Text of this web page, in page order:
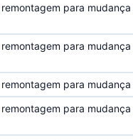
para mudança
para mudança
para mudança
para mudança